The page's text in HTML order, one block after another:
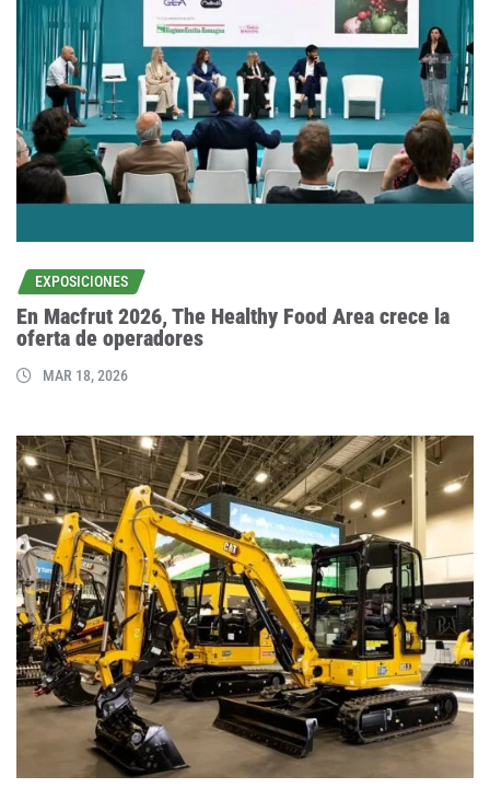
EXPOSICIONES
En Macfrut 2026, The Healthy Food Area crece la
oferta de operadores
MAR 18, 2026